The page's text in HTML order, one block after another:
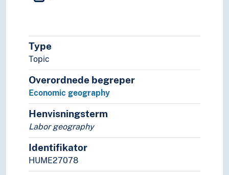
Type
Topic
Overordnede begreper
Economic geography
Henvisningsterm
Labor geography
Identifikator
HUME27078